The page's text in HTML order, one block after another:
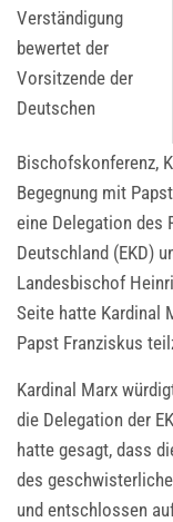
Verständigung
bewertet der
Vorsitzende der
Deutschen
Bischofskonferenz,
Begegnung mit
eine Delegation des
Deutschland (EKD)
Landesbischof
Seite hatte Kardinal
Papst Franziskus
Kardinal Marx
die Delegation der
hatte gesagt, dass
des
und entschlossen